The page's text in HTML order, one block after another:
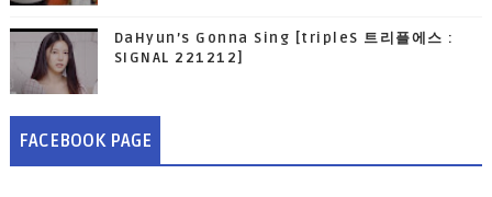
DaHyun’s Gonna Sing [tripleS 트리플에스 :
SIGNAL 221212]
FACEBOOK PAGE